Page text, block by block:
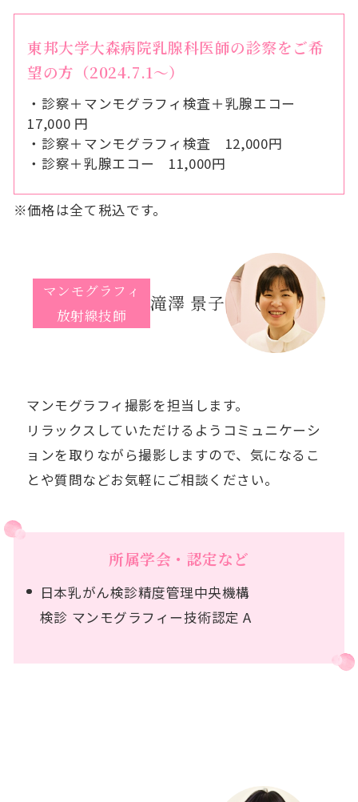
東邦大学大森病院乳腺科医師の診察をご希
望の方（2024.7.1～）
・診察＋マンモグラフィ検査＋乳腺エコー
17,000 円
・診察＋マンモグラフィ検査 12,000円
・診察＋乳腺エコー 11,000円
※価格は全て税込です。
マンモグラフィ
放射線技師
滝澤 景子
マンモグラフィ撮影を担当します。
リラックスしていただけるようコミュニケーシ
ョンを取りながら撮影しますので、気になるこ
とや質問などお気軽にご相談ください。
所属学会・認定など
⽇本乳がん検診精度管理中央機構
検診 マンモグラフィー技術認定 A